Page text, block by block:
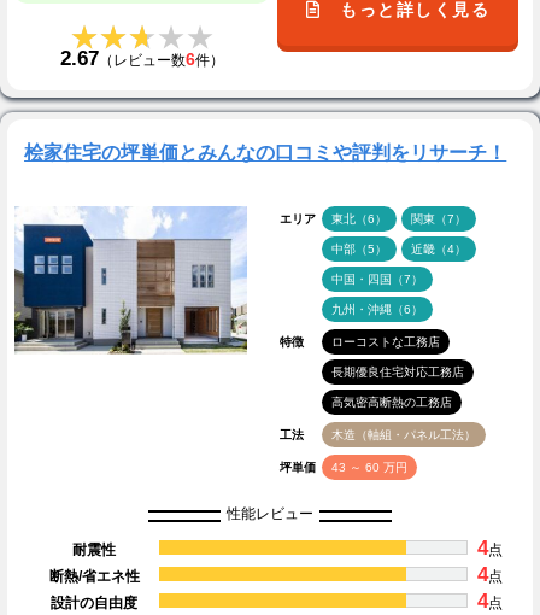
★★★★★
★★★★★
2.67 （レビュー数6件）
もっと詳しく見る
桧家住宅の坪単価とみんなの口コミや評判をリサーチ！
エリア 東北（6） 関東（7）
中部（5） 近畿（4）
中国・四国（7）
九州・沖縄（6）
特徴 ローコストな工務店
長期優良住宅対応工務店
高気密高断熱の工務店
工法 木造（軸組・パネル工法）
坪単価 43 ～ 60 万円
性能レビュー
耐震性 4点
断熱/省エネ性
4点
設計の自由度
4点